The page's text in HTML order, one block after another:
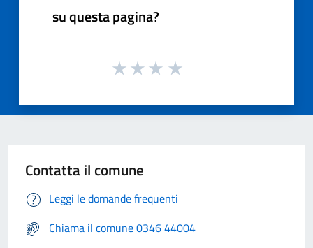
su questa pagina?
Contatta il comune
Leggi le domande frequenti
Chiama il comune 0346 44004